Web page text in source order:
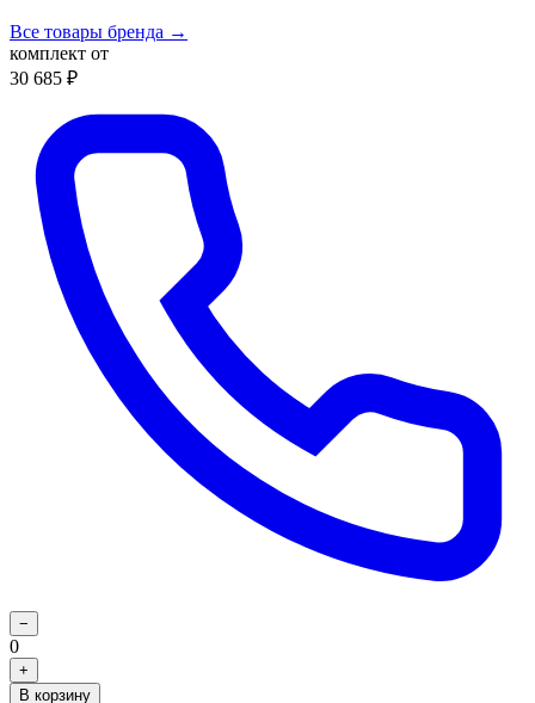
Все товары бренда →
комплект от
30 685 ₽
−
0
+
В корзину